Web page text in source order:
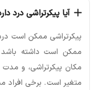
آیا پیکرتراشی درد
پیکرتراشی ممکن است
ممکن است داشته
مکان پیکرتراشی، و
متغیر است. برخی